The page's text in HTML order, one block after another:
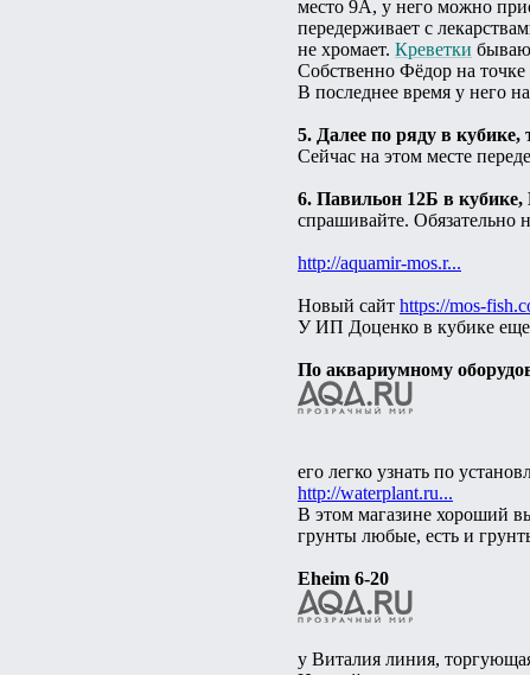
место 9А, у него можно
передерживает с
не хромает. Креветки
Собственно Фёдор на точке
В последнее время у него
5. Далее по ряду в кубике,
Сейчас на этом месте
6. Павильон 12Б в
спрашивайте. Обязательно
http://aquamir-mos.r...
Новый сайт https://mos-
У ИП Доценко в кубике еще
По аквариумному
его легко узнать по
http://waterplant.ru...
В этом магазине хороший
грунты любые, есть и
Eheim 6-20
у Виталия линия,